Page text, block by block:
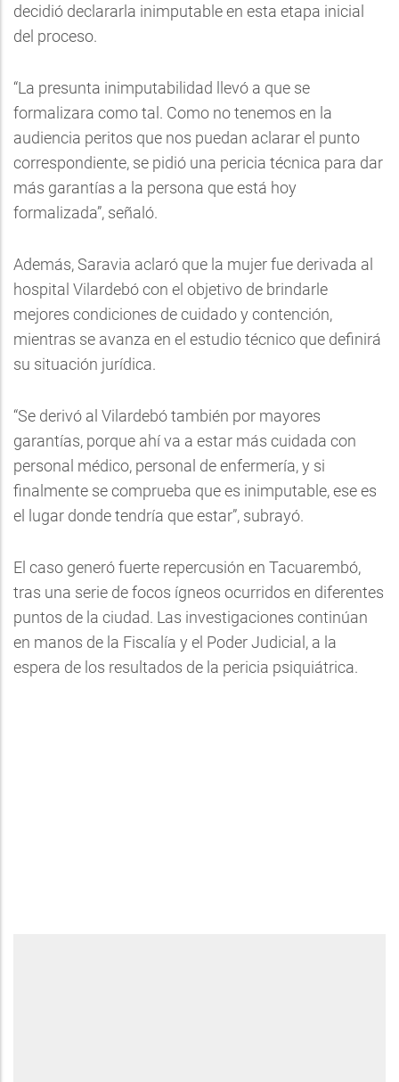
decidió declararla inimputable en esta etapa inicial
del proceso.
“La presunta inimputabilidad llevó a que se
formalizara como tal. Como no tenemos en la
audiencia peritos que nos puedan aclarar el punto
correspondiente, se pidió una pericia técnica para dar
más garantías a la persona que está hoy
formalizada”, señaló.
Además, Saravia aclaró que la mujer fue derivada al
hospital Vilardebó con el objetivo de brindarle
mejores condiciones de cuidado y contención,
mientras se avanza en el estudio técnico que definirá
su situación jurídica.
“Se derivó al Vilardebó también por mayores
garantías, porque ahí va a estar más cuidada con
personal médico, personal de enfermería, y si
finalmente se comprueba que es inimputable, ese es
el lugar donde tendría que estar”, subrayó.
El caso generó fuerte repercusión en Tacuarembó,
tras una serie de focos ígneos ocurridos en diferentes
puntos de la ciudad. Las investigaciones continúan
en manos de la Fiscalía y el Poder Judicial, a la
espera de los resultados de la pericia psiquiátrica.